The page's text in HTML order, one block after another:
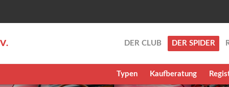
DER CLUB DER SPIDER
Typen Kaufberatung